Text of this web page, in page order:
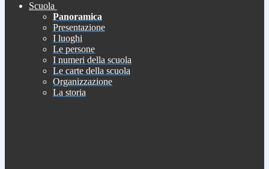
Scuola
Panoramica
Presentazione
I luoghi
Le persone
I numeri della scuola
Le carte della scuola
Organizzazione
La storia